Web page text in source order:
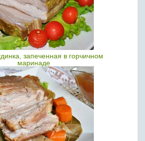
запеченная в горчичном
маринаде